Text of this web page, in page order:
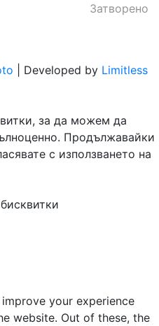
Затворено
| Developed by Limitless
за да можем да
Продължавайки
с използването на
your experience
website. Out of these, the